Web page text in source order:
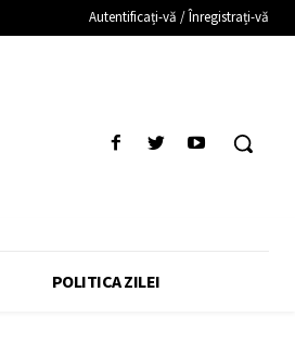
Autentificați-vă / Înregistrați-vă
POLITICA ZILEI